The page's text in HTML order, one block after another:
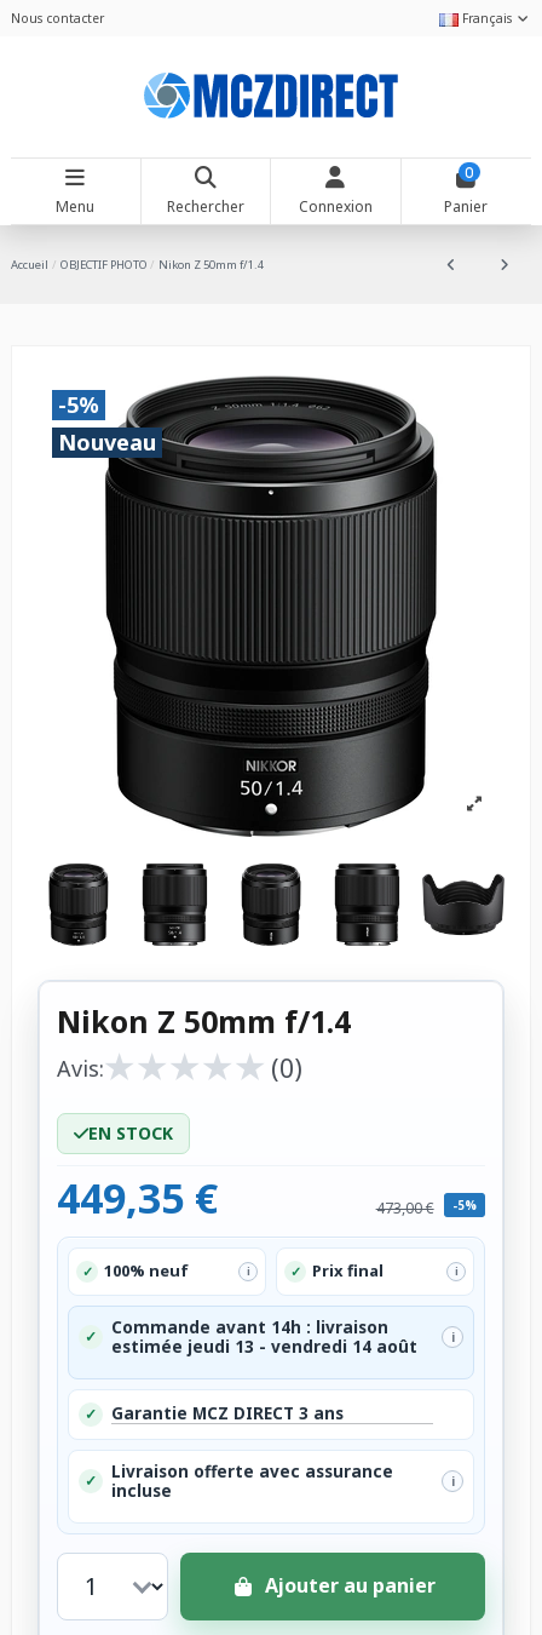
Nous contacter Français
Menu Rechercher Connexion
0
Panier
Accueil OBJECTIF PHOTO Nikon Z 50mm f/1.4
-5%
Nouveau
Nikon Z 50mm f/1.4
Avis:★
★★
★★
★★
★★
★ (0)
EN STOCK
449,35 € 473,00 € -5%
✓ 100% neuf i ✓ Prix final i
✓
Commande avant 14h : livraison
estimée jeudi 13 - vendredi 14 août
i
✓ Garantie MCZ DIRECT 3 ans
✓
Livraison offerte avec assurance
incluse
i
Ajouter au panier